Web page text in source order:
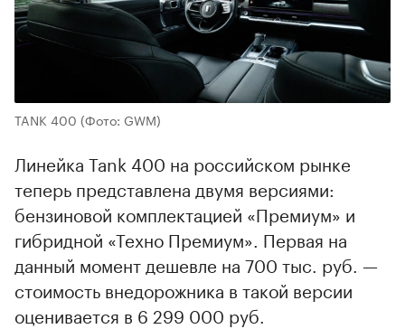
TANK 400 (Фото: GWM)
Линейка Tank 400 на российском рынке
теперь представлена двумя версиями:
бензиновой комплектацией «Премиум» и
гибридной «Техно Премиум». Первая на
данный момент дешевле на 700 тыс. руб. —
стоимость внедорожника в такой версии
оценивается в 6 299 000 руб.